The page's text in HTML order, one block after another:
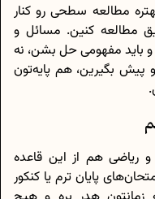
مطالعه سطحی رو کنار
مطالعه کنین. مسائل و
باید مفهومی حل بشن، نه
بگیرین، هم پایه‌تون
و ریاضی هم از این قاعده
پایان ترم یا کنکور